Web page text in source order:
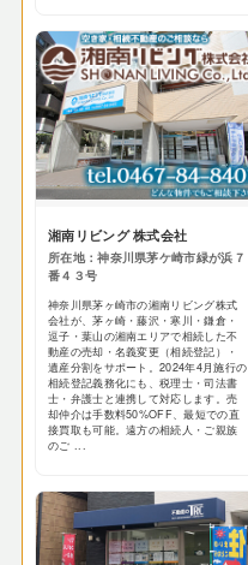
湘南リビング 株式会社
所在地：神奈川県茅ケ崎市緑が浜７
番４３号
神奈川県茅ヶ崎市の湘南リビング株式
会社が、茅ヶ崎・藤沢・寒川・鎌倉・
逗子・葉山の湘南エリアで相続した不
動産の売却・名義変更（相続登記）・
遺産分割をサポート。2024年4月施行の
相続登記義務化にも、税理士・司法書
士・弁護士と連携して対応します。売
却仲介は手数料50%OFF、最短での直
接買取も可能。遠方の相続人・ご親族
のご ...